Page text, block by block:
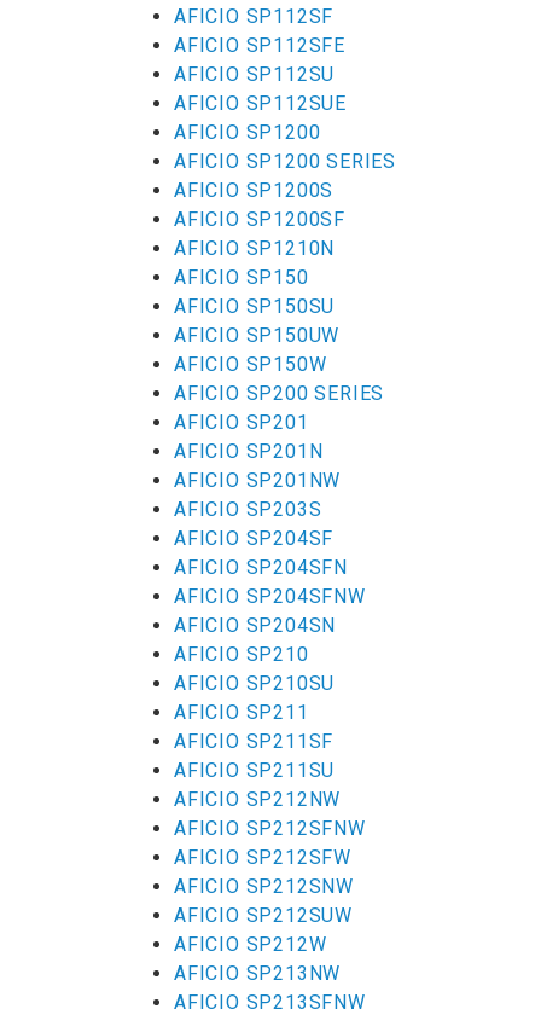
AFICIO SP112SF
AFICIO SP112SFE
AFICIO SP112SU
AFICIO SP112SUE
AFICIO SP1200
AFICIO SP1200 SERIES
AFICIO SP1200S
AFICIO SP1200SF
AFICIO SP1210N
AFICIO SP150
AFICIO SP150SU
AFICIO SP150UW
AFICIO SP150W
AFICIO SP200 SERIES
AFICIO SP201
AFICIO SP201N
AFICIO SP201NW
AFICIO SP203S
AFICIO SP204SF
AFICIO SP204SFN
AFICIO SP204SFNW
AFICIO SP204SN
AFICIO SP210
AFICIO SP210SU
AFICIO SP211
AFICIO SP211SF
AFICIO SP211SU
AFICIO SP212NW
AFICIO SP212SFNW
AFICIO SP212SFW
AFICIO SP212SNW
AFICIO SP212SUW
AFICIO SP212W
AFICIO SP213NW
AFICIO SP213SFNW